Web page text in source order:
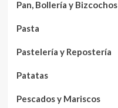
Pan, Bollería y Bizcochos
Pasta
Pastelería y Repostería
Patatas
Pescados y Mariscos